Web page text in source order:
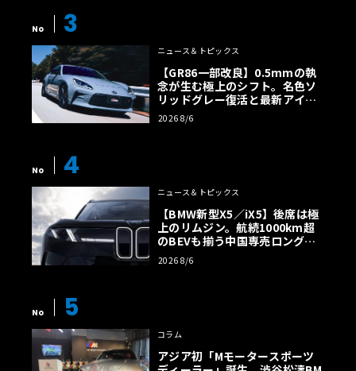
No 3
ニュース＆トピックス
【GR86一部改良】0.5mmの執
念が生む極上のシフト。名色ソ
リッドグレー復活と最新アイサ
イトでFRの極みへ
2026 8/6
No 4
ニュース＆トピックス
【BMW新型X5／iX5】後席は極
上のリムジン。航続1000km超
のBEVも揃う中国専売ロング仕
様の全貌
2026 8/6
No 5
コラム
アジア初「Mモータースポーツ